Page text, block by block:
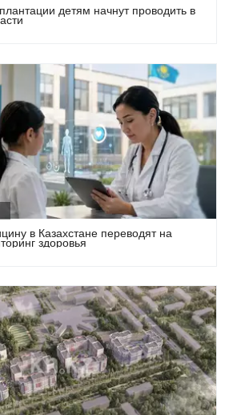
детям начнут проводить в
в Казахстане переводят на
здоровья